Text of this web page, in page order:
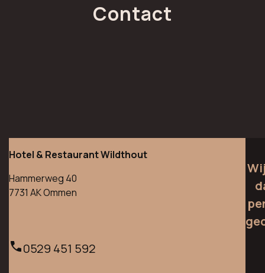
Contact
Hotel & Restaurant Wildthout
Hammerweg 40
7731 AK Ommen
0529 451 592